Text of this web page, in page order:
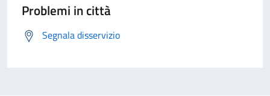
Problemi in città
Segnala disservizio